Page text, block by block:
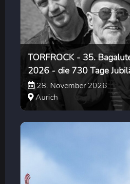
TORFROCK - 35.
2026 - die 730 Tage
28. November 2026
Aurich